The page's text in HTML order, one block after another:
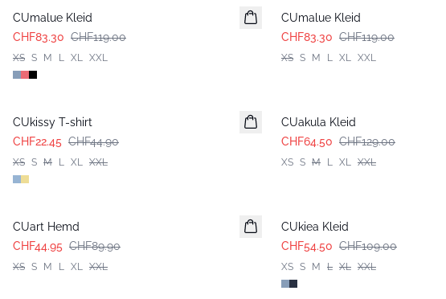
CUmalue Kleid
CHF83.30 CHF119.00
XS S M L XL XXL
CUmalue Kleid
CHF83.30 CHF119.00
XS S M L XL XXL
CUkissy T-shirt
CHF22.45 CHF44.90
XS S M L XL XXL
CUakula Kleid
CHF64.50 CHF129.00
XS S M L XL XXL
CUart Hemd
CHF44.95 CHF89.90
XS S M L XL XXL
CUkiea Kleid
CHF54.50 CHF109.00
XS S M L XL XXL